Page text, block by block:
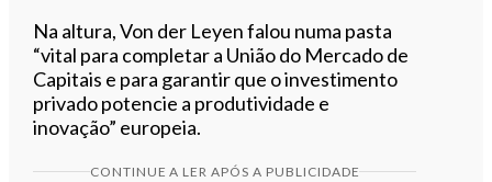
Na altura, Von der Leyen falou numa pasta
“vital para completar a União do Mercado de
Capitais e para garantir que o investimento
privado potencie a produtividade e
inovação” europeia.
CONTINUE A LER APÓS A PUBLICIDADE